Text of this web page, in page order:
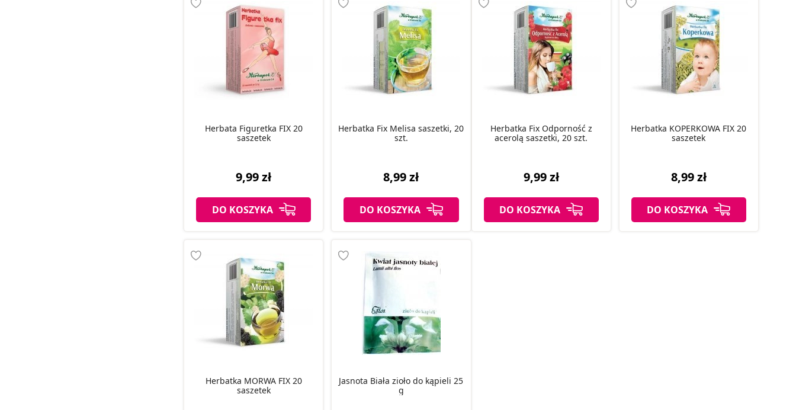
Herbata Figuretka FIX 20
saszetek
9,99 zł
DO KOSZYKA
Herbatka Fix Melisa saszetki, 20
szt.
8,99 zł
DO KOSZYKA
Herbatka Fix Odporność z
acerolą saszetki, 20 szt.
9,99 zł
DO KOSZYKA
Herbatka KOPERKOWA FIX 20
saszetek
8,99 zł
DO KOSZYKA
Herbatka MORWA FIX 20
saszetek
Jasnota Biała zioło do kąpieli 25
g